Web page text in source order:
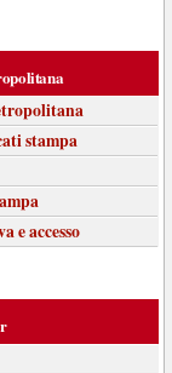
stampa
e accesso